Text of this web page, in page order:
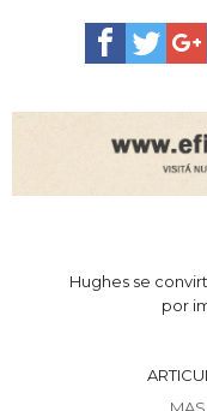
Hughes se
por